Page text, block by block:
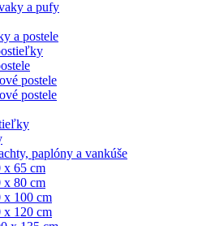
a pufy
a postele
postele
postele
paplóny a vankúše
x 65 cm
x 80 cm
x 100 cm
x 120 cm